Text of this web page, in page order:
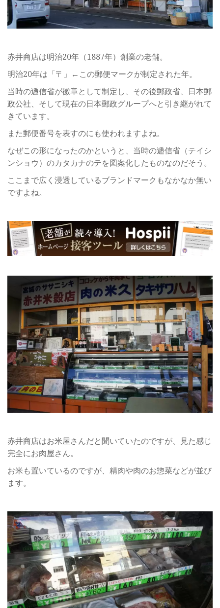
赤井商店は明治20年（1887年）創業の老舗。
明治20年は「〒」←この郵便マークが制定された年。
当時の逓信省が徽章として制定し、その後郵政省、日本郵
政公社、そして現在の日本郵政グループへと引き継がれて
きています。
また郵便番号を表すのにも使われますよね。
なぜこの形になったのかというと、当時の逓信省（テイシ
ンショウ）のカタカナのテを図案化したものなのだそう。
ここまで広く浸透しているブランドマークもなかなか無い
ですよね。
赤井商店はお米屋さんだと聞いていたのですが、見た感じ
完全にお肉屋さん。
お米も置いているのですが、精肉や肉のお惣菜などが並び
ます。